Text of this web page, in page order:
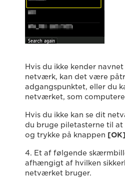
Hvis du ikke kender
netværk, kan det være
adgangspunktet, eller du
netværket, som
Hvis du ikke kan se dit
du bruge piletasterne til
og trykke på knappen [OK]
4. Et af følgende
afhængigt af hvilken
netværket bruger.